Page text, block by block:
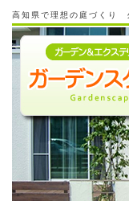
高知県で理想の庭づくり